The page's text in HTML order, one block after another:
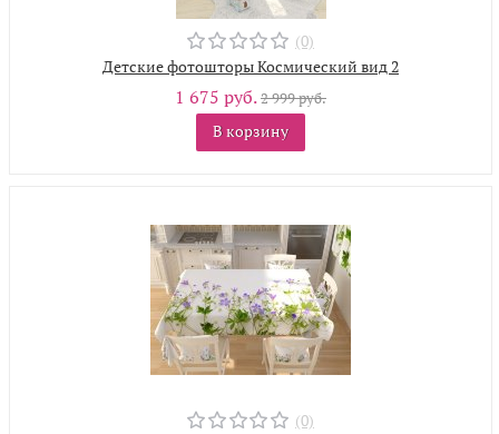
(0)
Детские фотошторы Космический вид 2
1 675 руб.2 999 руб.
В корзину
(0)